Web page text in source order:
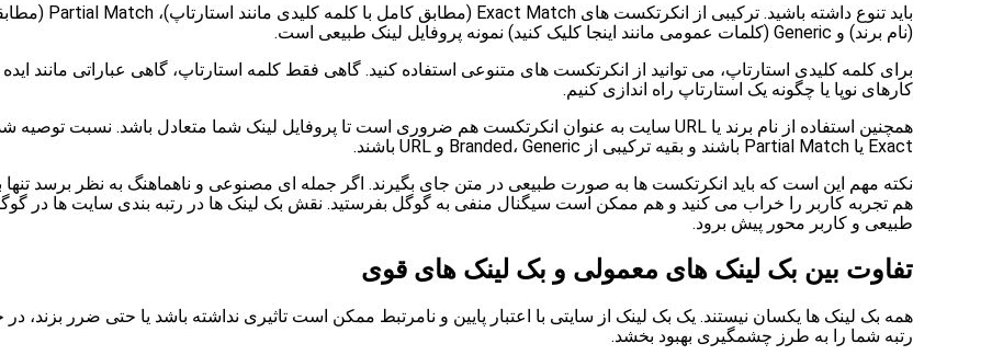
(نام برند) و Generic (کلمات عمومی مانند اینجا کلیک کنید) نمونه پروفایل لینک طبیعی است.
برای کلمه کلیدی استارتاپ، می توانید از انکرتکست های متنوعی استفاده کنید. گاهی فقط کلمه استارتاپ، گاهی عباراتی مانند
کارهای نوپا یا چگونه یک استارتاپ راه اندازی کنیم.
Exact یا Partial Match باشند و بقیه ترکیبی از Branded، Generic و URL باشند.
نکته مهم این است که باید انکرتکست ها به صورت طبیعی در متن جای بگیرند. اگر جمله ای مصنوعی و ناهماهنگ به نظر برسد
هم تجربه کاربر را خراب می کنید و هم ممکن است سیگنال منفی به گوگل بفرستید. نقش بک لینک ها در رتبه بندی سایت ها در
طبیعی و کاربر محور پیش برود.
تفاوت بین بک لینک های معمولی و بک لینک های قوی
همه بک لینک ها یکسان نیستند. یک بک لینک از سایتی با اعتبار پایین و نامرتبط ممکن است تاثیری نداشته باشد یا حتی ضرر بزند،
رتبه شما را به طرز چشمگیری بهبود بخشد.